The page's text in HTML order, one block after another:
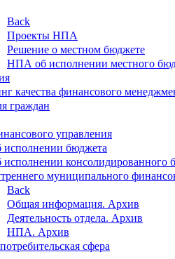
Back
Проекты НПА
Решение о местном бюджете
НПА об исполнении местного
качества финансового
граждан
управления
исполнении бюджета
исполнении консолидированного
муниципального
Back
Общая информация. Архив
Деятельность отдела. Архив
НПА. Архив
сфера